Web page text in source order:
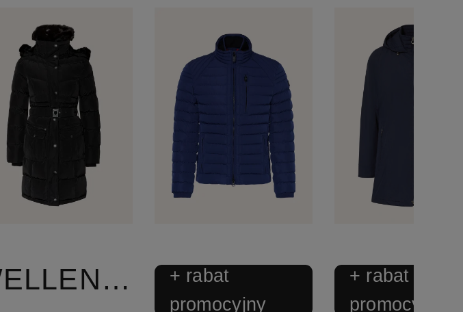
WELLENSTEYN
+ rabat
promocyjny
+ rabat
promocyjny